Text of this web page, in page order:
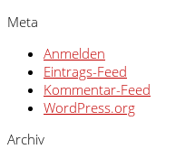
Meta
Anmelden
Eintrags-Feed
Kommentar-Feed
WordPress.org
Archiv